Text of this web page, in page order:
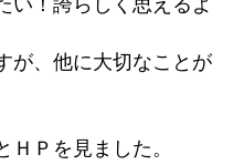
い！誇らしく思えるよ
が、他に大切なことが
Ｐを見ました。